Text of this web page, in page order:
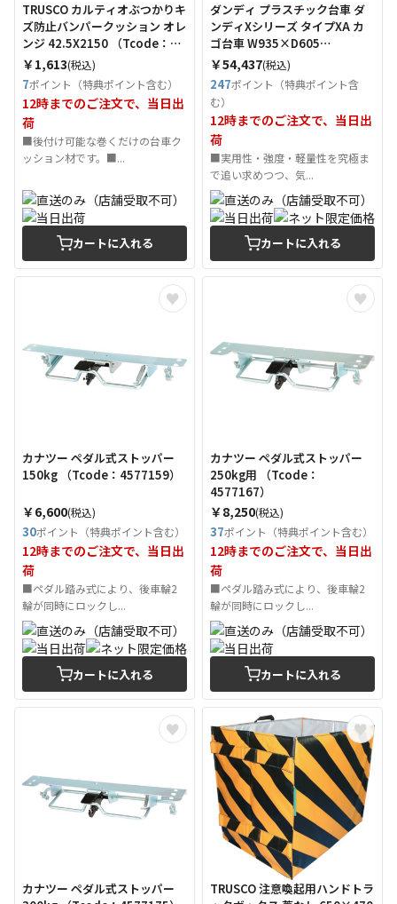
TRUSCO カルティオぶつかりキ
ズ防止バンパークッション オレ
ンジ 42.5X2150 （Tcode：
5559393）
￥1,613(税込)
7ポイント（特典ポイント含む）
12時までのご注文で、当日出
荷
■後付け可能な巻くだけの台車ク
ッション材です。■...
カートに入れる
ダンディ プラスチック台車 ダ
ンディXシリーズ タイプXA カ
ゴ台車 W935×D605
（Tcode：2082173）
￥54,437(税込)
247ポイント（特典ポイント含
む）
12時までのご注文で、当日出
荷
■実用性・強度・軽量性を究極ま
で追い求めつつ、気...
カートに入れる
カナツー ペダル式ストッパー
150kg （Tcode：4577159）
￥6,600(税込)
30ポイント（特典ポイント含む）
12時までのご注文で、当日出
荷
■ペダル踏み式により、後車輪2
輪が同時にロックし...
カートに入れる
カナツー ペダル式ストッパー
250kg用 （Tcode：
4577167）
￥8,250(税込)
37ポイント（特典ポイント含む）
12時までのご注文で、当日出
荷
■ペダル踏み式により、後車輪2
輪が同時にロックし...
カートに入れる
カナツー ペダル式ストッパー
TRUSCO 注意喚起用ハンドトラ